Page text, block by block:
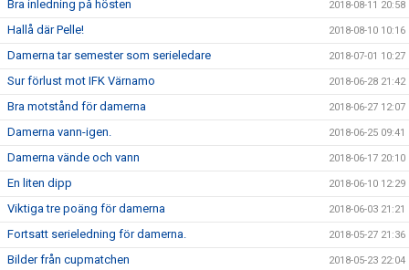
Bra inledning på hösten 2018-08-11 20:58
Hallå där Pelle! 2018-08-10 10:16
Damerna tar semester som serieledare 2018-07-01 10:27
Sur förlust mot IFK Värnamo 2018-06-28 21:42
Bra motstånd för damerna 2018-06-27 12:07
Damerna vann-igen. 2018-06-25 09:41
Damerna vände och vann 2018-06-17 20:10
En liten dipp 2018-06-10 12:29
Viktiga tre poäng för damerna 2018-06-03 21:21
Fortsatt serieledning för damerna. 2018-05-27 21:36
Bilder från cupmatchen 2018-05-23 22:04